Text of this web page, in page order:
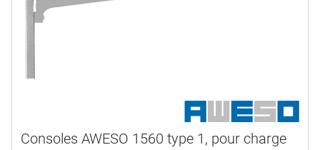
Consoles AWESO 1560 type 1, pour charge